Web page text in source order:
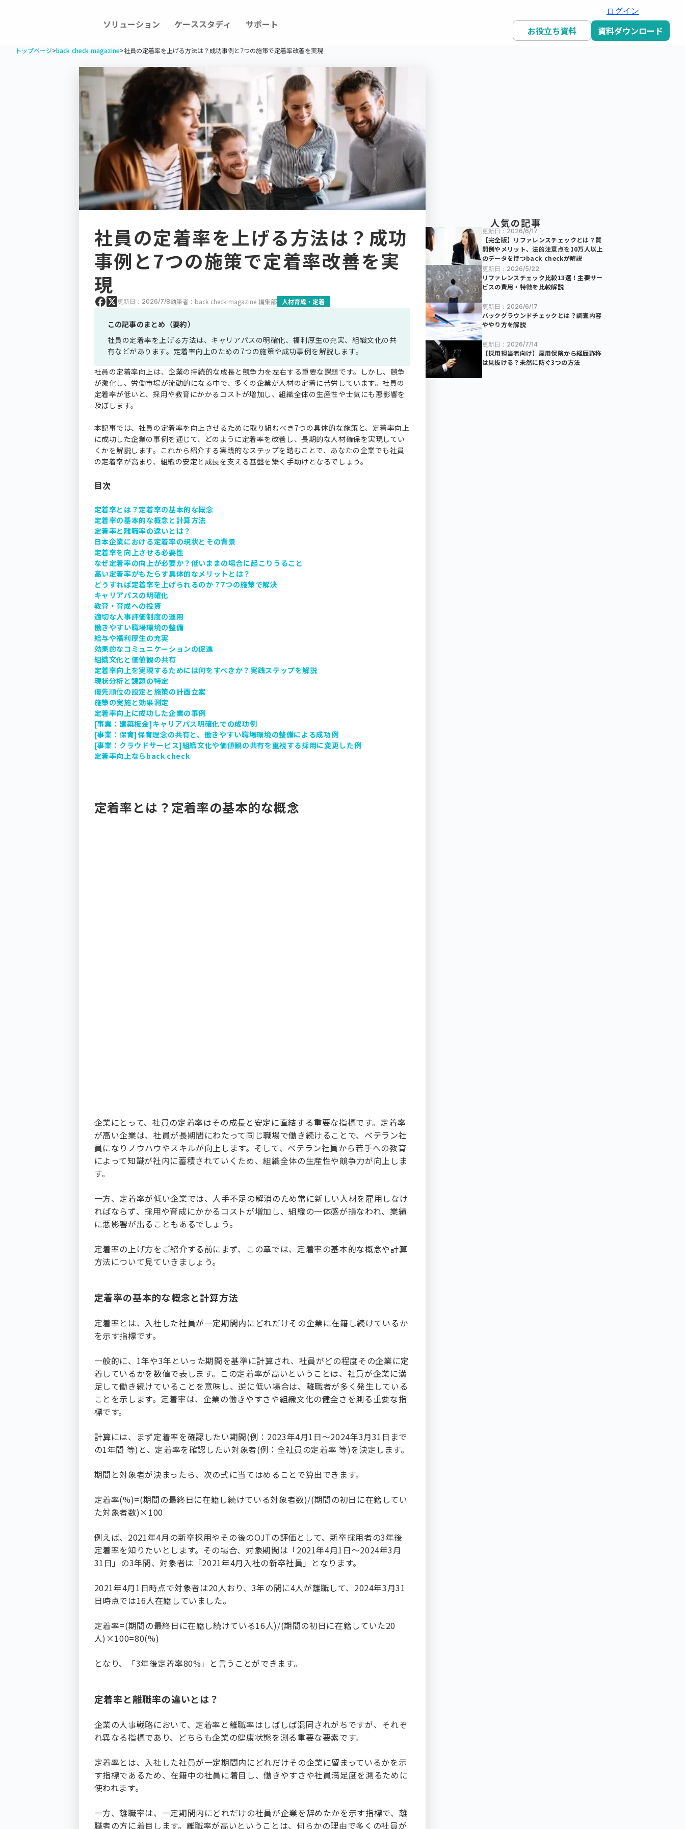
ソリューション ケーススタディ サポート
ログイン
お役立ち資料 資料ダウンロード
トップページ>back check magazine>社員の定着率を上げる方法は？成功事例と7つの施策で定着率改善を実現
社員の定着率を上げる方法は？成功
事例と7つの施策で定着率改善を実
現
更新日：2026/7/8執筆者：back check magazine 編集部 人材育成・定着
この記事のまとめ（要約）
社員の定着率を上げる方法は、キャリアパスの明確化、福利厚生の充実、組織文化の共
有などがあります。定着率向上のための7つの施策や成功事例を解説します。
社員の定着率向上は、企業の持続的な成長と競争力を左右する重要な課題です。しかし、競争
が激化し、労働市場が流動的になる中で、多くの企業が人材の定着に苦労しています。社員の
定着率が低いと、採用や教育にかかるコストが増加し、組織全体の生産性や士気にも悪影響を
及ぼします。
本記事では、社員の定着率を向上させるために取り組むべき7つの具体的な施策と、定着率向上
に成功した企業の事例を通じて、どのように定着率を改善し、長期的な人材確保を実現してい
くかを解説します。これから紹介する実践的なステップを踏むことで、あなたの企業でも社員
の定着率が高まり、組織の安定と成長を支える基盤を築く手助けとなるでしょう。
目次
定着率とは？定着率の基本的な概念
定着率の基本的な概念と計算方法
定着率と離職率の違いとは？
日本企業における定着率の現状とその背景
定着率を向上させる必要性
なぜ定着率の向上が必要か？低いままの場合に起こりうること
高い定着率がもたらす具体的なメリットとは？
どうすれば定着率を上げられるのか？7つの施策で解決
キャリアパスの明確化
教育・育成への投資
適切な人事評価制度の運用
働きやすい職場環境の整備
給与や福利厚生の充実
効果的なコミュニケーションの促進
組織文化と価値観の共有
定着率向上を実現するためには何をすべきか？実践ステップを解説
現状分析と課題の特定
優先順位の設定と施策の計画立案
施策の実施と効果測定
定着率向上に成功した企業の事例
[事業：建築板金]キャリアパス明確化での成功例
[事業：保育]保育理念の共有と、働きやすい職場環境の整備による成功例
[事業：クラウドサービス]組織文化や価値観の共有を重視する採用に変更した例
定着率向上ならback check
定着率とは？定着率の基本的な概念
企業にとって、社員の定着率はその成長と安定に直結する重要な指標です。定着率
が高い企業は、社員が長期間にわたって同じ職場で働き続けることで、ベテラン社
員になりノウハウやスキルが向上します。そして、ベテラン社員から若手への教育
によって知識が社内に蓄積されていくため、組織全体の生産性や競争力が向上しま
す。
一方、定着率が低い企業では、人手不足の解消のため常に新しい人材を雇用しなけ
ればならず、採用や育成にかかるコストが増加し、組織の一体感が損なわれ、業績
に悪影響が出ることもあるでしょう。
定着率の上げ方をご紹介する前にまず、この章では、定着率の基本的な概念や計算
方法について見ていきましょう。
定着率の基本的な概念と計算方法
定着率とは、入社した社員が一定期間内にどれだけその企業に在籍し続けているか
を示す指標です。
一般的に、1年や3年といった期間を基準に計算され、社員がどの程度その企業に定
着しているかを数値で表します。この定着率が高いということは、社員が企業に満
足して働き続けていることを意味し、逆に低い場合は、離職者が多く発生している
ことを示します。定着率は、企業の働きやすさや組織文化の健全さを測る重要な指
標です。
計算には、まず定着率を確認したい期間(例：2023年4月1日〜2024年3月31日まで
の1年間 等)と、定着率を確認したい対象者(例：全社員の定着率 等)を決定します。
期間と対象者が決まったら、次の式に当てはめることで算出できます。
定着率(%)=(期間の最終日に在籍し続けている対象者数)/(期間の初日に在籍してい
た対象者数)×100
例えば、2021年4月の新卒採用やその後のOJTの評価として、新卒採用者の3年後
定着率を知りたいとします。その場合、対象期間は「2021年4月1日〜2024年3月
31日」の3年間、対象者は「2021年4月入社の新卒社員」となります。
2021年4月1日時点で対象者は20人おり、3年の間に4人が離職して、2024年3月31
日時点では16人在籍していました。
定着率=(期間の最終日に在籍し続けている16人)/(期間の初日に在籍していた20
人)×100=80(%)
となり、「3年後定着率80%」と言うことができます。
定着率と離職率の違いとは？
企業の人事戦略において、定着率と離職率はしばしば混同されがちですが、それぞ
れ異なる指標であり、どちらも企業の健康状態を測る重要な要素です。
定着率とは、入社した社員が一定期間内にどれだけその企業に留まっているかを示
す指標であるため、在籍中の社員に着目し、働きやすさや社員満足度を測るために
使われます。
一方、離職率は、一定期間内にどれだけの社員が企業を辞めたかを示す指標で、離
職者の方に着目します。離職率が高いということは、何らかの理由で多くの社員が
人気の記事
更新日：2026/6/17
【完全版】リファレンスチェックとは？質
問例やメリット、法的注意点を10万人以上
のデータを持つback checkが解説
更新日：2026/5/22
リファレンスチェック比較13選！主要サー
ビスの費用・特徴を比較解説
更新日：2026/6/17
バックグラウンドチェックとは？調査内容
ややり方を解説
更新日：2026/7/14
【採用担当者向け】雇用保険から経歴詐称
は見抜ける？未然に防ぐ3つの方法